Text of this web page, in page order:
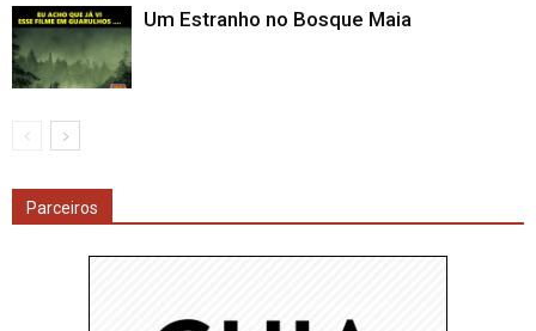
Um Estranho no Bosque Maia
Parceiros